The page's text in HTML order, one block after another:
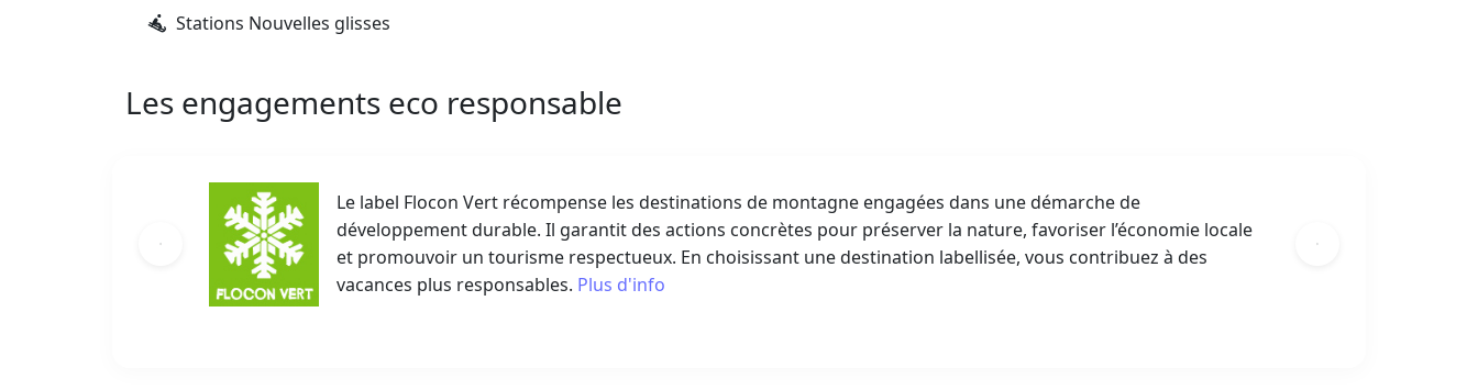
Stations Nouvelles glisses
Les engagements eco responsable
Le label Flocon Vert récompense les destinations de montagne engagées dans une démarche de
développement durable. Il garantit des actions concrètes pour préserver la nature, favoriser l’économie locale
et promouvoir un tourisme respectueux. En choisissant une destination labellisée, vous contribuez à des
vacances plus responsables. Plus d'info